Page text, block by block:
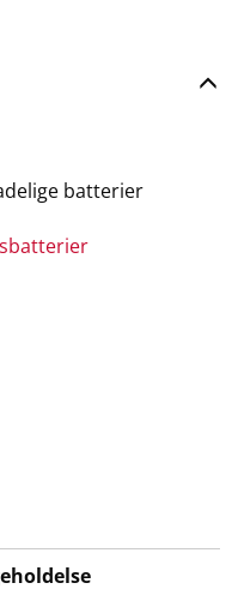
batterier